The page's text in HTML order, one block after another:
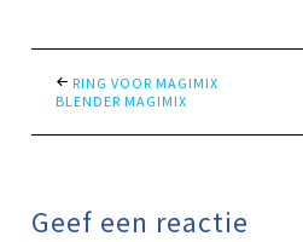
RING VOOR MAGIMIX
BLENDER MAGIMIX
Geef een reactie